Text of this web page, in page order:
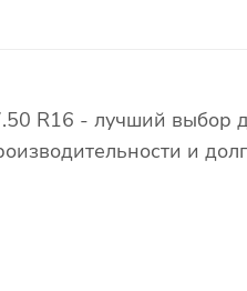
R16 - лучший выбор
и